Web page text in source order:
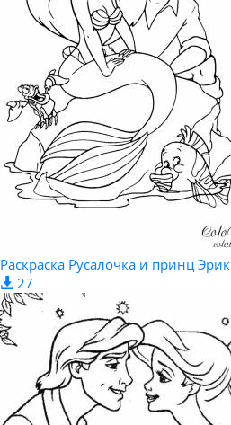
Раскраска Русалочка и принц Эрик
27